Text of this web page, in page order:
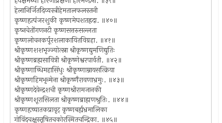
हेलानिर्जितदिव्यस्त्रीहेमतालफलस्तनी
कृष्णहृत्पंजरशुकी कृष्णमेघशतह्रदा. ॥४०॥
कृष्नचेतोंगणनटी कृष्णसत्तरुसल्लता
कृष्णलोचनकर्पूरशलाकायितविग्रहा. ॥४१॥
श्रीकृष्णशशभृज्ज्योत्स्ना श्रीकृष्णद्युमणिद्युतिः
श्रीकृष्णब्रह्मसावित्री श्रीकृष्णेश्वरपार्वती. ॥४२॥
श्रीकृष्णाब्धिमहासिंधुः श्रीकृष्णाम्नायसत्क्रिया
श्रीकृष्णहिमभृन्मेना श्रीकृष्णैरावणाभ्रमुः. ॥४३॥
श्रीकृष्णदेवेन्द्रशची कृष्णश्रीरामजानकी
श्रीकृष्णशूरासिलता श्रीकृष्णब्राह्मणश्रुतिः. ॥४४॥
कृष्णहृच्चातकप्रावृट् कृष्णबर्ह्यभ्रमालिका
गोविंदचक्षुस्तृषितचकोरस्मितचन्द्रिका. ॥४५॥